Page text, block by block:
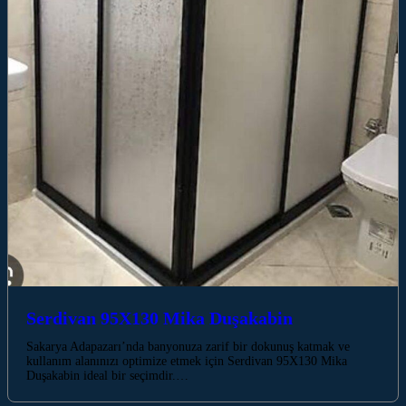
Serdivan 95X130 Mika Duşakabin
Sakarya Adapazarı’nda banyonuza zarif bir dokunuş katmak ve
kullanım alanınızı optimize etmek için Serdivan 95X130 Mika
Duşakabin ideal bir seçimdir.…